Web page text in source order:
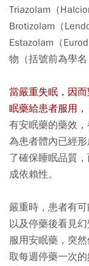
Triazolam（
Brotizolam（
Estazolam（
物（括號前為學名
當嚴重失眠，因
眠藥給患者服用，
有安眠藥的藥效
為患者體內已經
了確保睡眠品質
成依賴性。
嚴重時，患者有
以及停藥後看見
服用安眠藥，突
取每週停藥一次